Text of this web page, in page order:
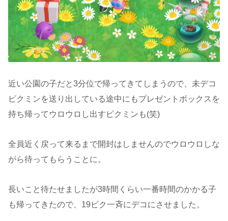
近い公園の子だと3分位で帰ってきてしまうので、未デコ
ピクミンを送り出している途中にもプレゼントボックスを
持ち帰ってウロウロし出すピクミンも(笑)
全員近く戻って来るまで開封はしませんのでウロウロしな
がら待ってもらうことに。
長いこと待たせましたが3時間くらい一番時間のかかる子
も帰ってきたので、19ピク一斉にデコにさせました。